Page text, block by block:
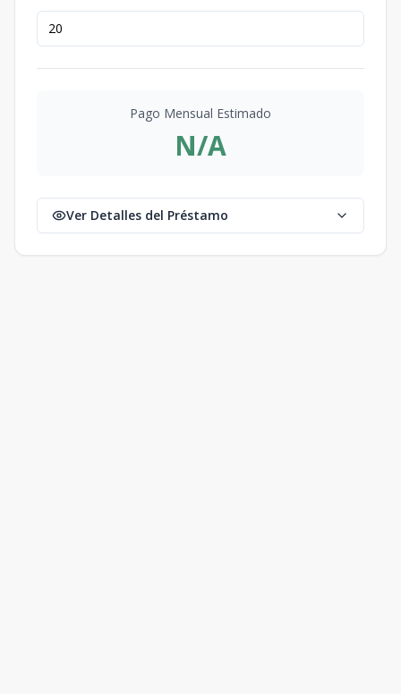
Pago Mensual Estimado
N/A
Ver Detalles del Préstamo